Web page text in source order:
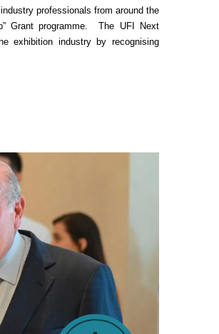
professionals from around the
Grant programme. The UFI Next
exhibition industry by recognising